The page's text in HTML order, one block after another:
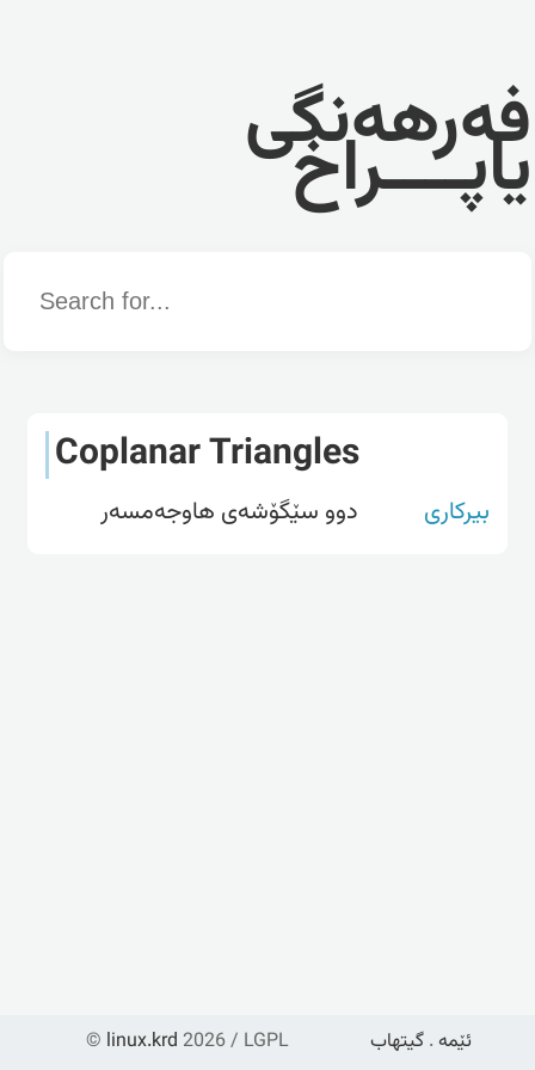
فەرهەنگی
یاپــــراخ
Word
Coplanar Triangles
بیرکاری دوو سێگۆشەی هاوجەمسەر
© linux.krd 2026 / LGPL ئێمە . گیتهاب